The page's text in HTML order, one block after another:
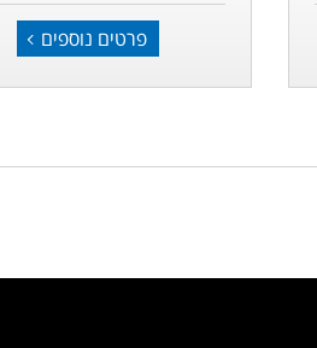
פרטים נוספים